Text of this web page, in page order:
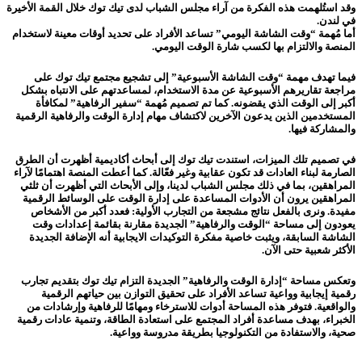
وقد استُلهمت هذه الفكرة من آراء مجلس الشباب لدى تيك توك خلال القمة الأخيرة
في لندن.
أما مُهمة “وقت الشاشة اليومي” تساعد الأفراد على تحديد أوقات معينة لاستخدام
المنصة والالتزام بها لكسب شارة الوقت اليومي.
فيما تهدف مهمة “وقت الشاشة الأسبوعية” إلى تشجيع مجتمع تيك توك على
مراجعة تقاريرهم الأسبوعية عن مدة الاستخدام، لمساعدتهم على الانتباه بشكل
أكبر إلى الوقت الذي يقضونه. كما تم تصميم مُهمة “سفير الرفاهية” لمكافأة
المستخدمين الذين يدعون الآخرين لاكتشاف مهام إدارة الوقت والرفاهية الرقمية
والمشاركة فيها.
في تصميم تلك الميزات، استندت تيك توك إلى أبحاث أكاديمية أظهرت أن الطرق
الصارمة لبناء العادات قد تكون عقابية وغير فعّالة. كما أعطت المنصة اهتمامًا لآراء
المراهقين، بما في ذلك مجلس الشباب لدينا، وإلى الأبحاث التي أظهرت أن ثلثي
المراهقين يرون أن الأدوات المساعدة على إدارة الوقت على الوسائط الرقمية
مفيدة. ونرى بالفعل نتائج مشجعة من التجارب الأولية: فعدد أكبر من الأشخاص
يعودون إلى مساحة “الوقت والرفاهية” الجديدة مقارنة بقائمة إعدادات وقت
الشاشة السابقة، ويثبت خاصية مفكرة التوكيدات الايجابية أنه الإضافة الجديدة
الأكثر شعبية حتى الآن.
وتعكس مساحة “إدارة الوقت والرفاهية” الجديدة التزام تيك توك بتقديم تجارب
رقمية إيجابية وواعية تساعد الأفراد على تحقيق التوازن بين حياتهم الرقمية
والواقعية. فتوفر هذه المساحة أدوات للاسترخاء ومهامًا للرفاهية وإرشادات من
الخبراء، بهدف مساعدة أفراد المجتمع على استعادة الطاقة، وتنمية عادات رقمية
صحية، والاستفادة من التكنولوجيا بطريقة مدروسة وواعية.